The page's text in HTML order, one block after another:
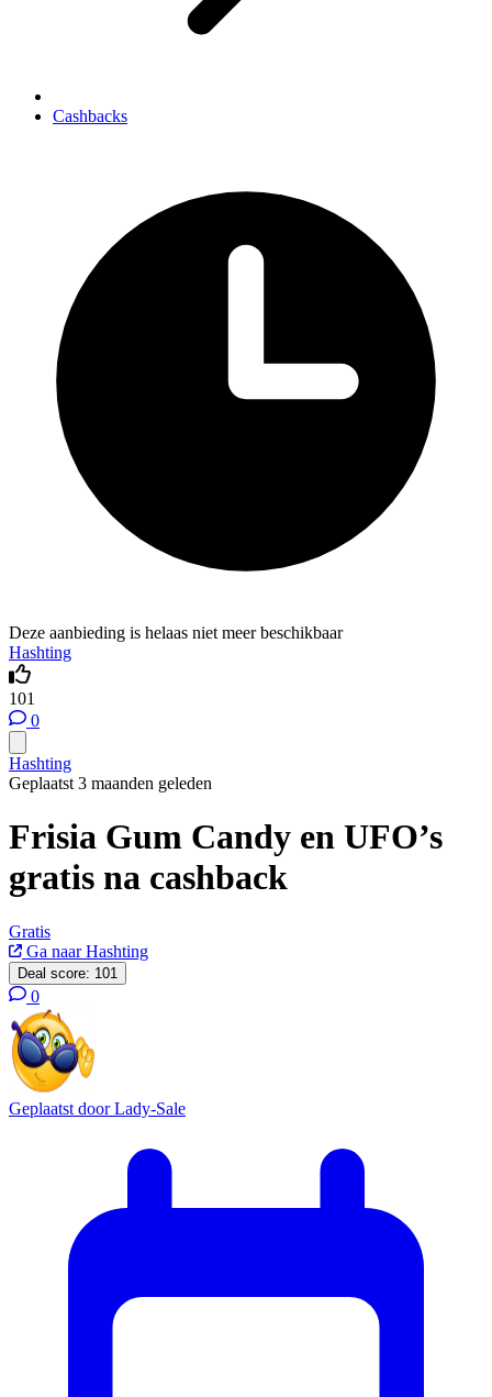
Cashbacks
Deze aanbieding is helaas niet meer beschikbaar
Hashting
101
0
Hashting
Geplaatst 3 maanden geleden
Frisia Gum Candy en UFO’s
gratis na cashback
Gratis
Ga naar Hashting
Deal score: 101
0
Geplaatst doorLady-Sale